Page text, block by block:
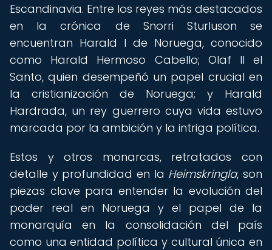
Escandinavia. Entre los reyes más destacados
en la crónica de Snorri Sturluson se
encuentran Harald I de Noruega, conocido
como Harald Hermoso Cabello; Olaf II el
Santo, quien desempeñó un papel crucial en
la cristianización de Noruega; y Harald
Hardrada, un rey guerrero cuya vida estuvo
marcada por la ambición y la intriga política.
Estos y otros monarcas, retratados con
detalle y profundidad en la Heimskringla, son
piezas clave para entender la evolución del
poder real en Noruega y el papel de la
monarquía en la consolidación del país
como una entidad política y cultural única en